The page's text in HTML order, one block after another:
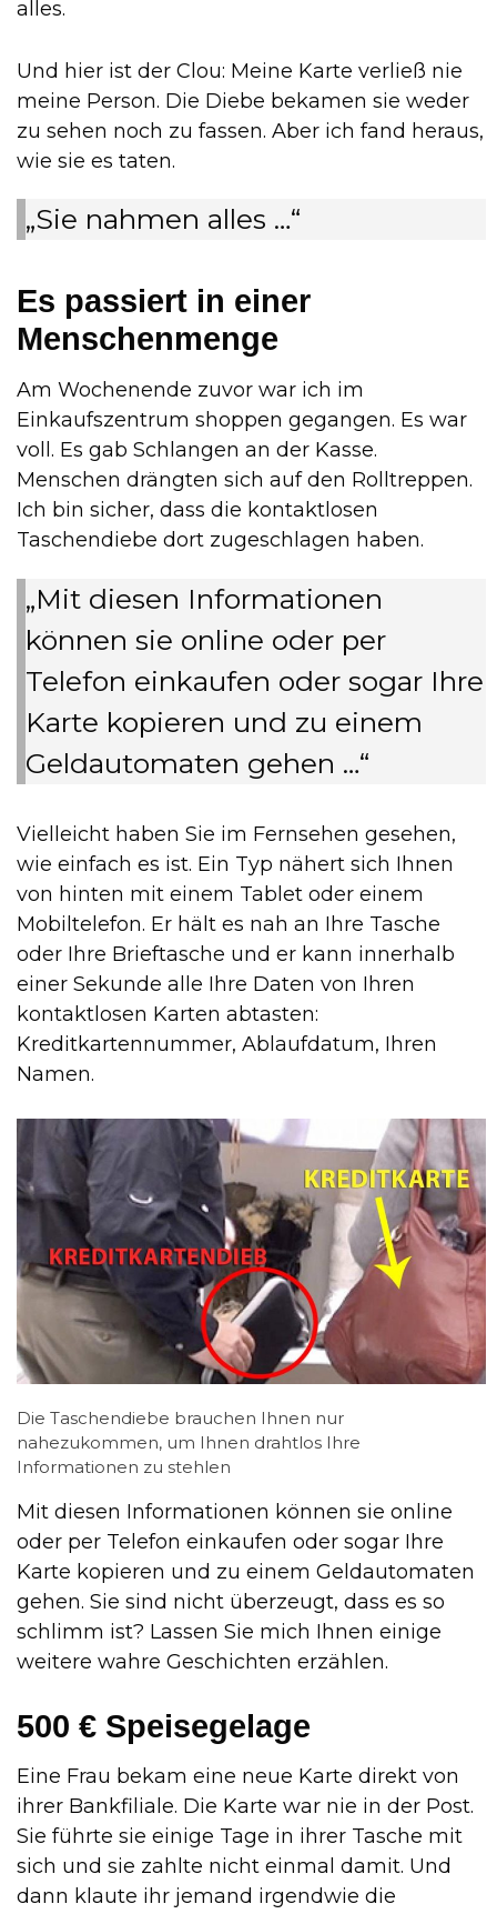
alles.
Und hier ist der Clou: Meine Karte verließ nie
meine Person. Die Diebe bekamen sie weder
zu sehen noch zu fassen. Aber ich fand heraus,
wie sie es taten.
„Sie nahmen alles …“
Es passiert in einer
Menschenmenge
Am Wochenende zuvor war ich im
Einkaufszentrum shoppen gegangen. Es war
voll. Es gab Schlangen an der Kasse.
Menschen drängten sich auf den Rolltreppen.
Ich bin sicher, dass die kontaktlosen
Taschendiebe dort zugeschlagen haben.
„Mit diesen Informationen
können sie online oder per
Telefon einkaufen oder sogar Ihre
Karte kopieren und zu einem
Geldautomaten gehen …“
Vielleicht haben Sie im Fernsehen gesehen,
wie einfach es ist. Ein Typ nähert sich Ihnen
von hinten mit einem Tablet oder einem
Mobiltelefon. Er hält es nah an Ihre Tasche
oder Ihre Brieftasche und er kann innerhalb
einer Sekunde alle Ihre Daten von Ihren
kontaktlosen Karten abtasten:
Kreditkartennummer, Ablaufdatum, Ihren
Namen.
Die Taschendiebe brauchen Ihnen nur
nahezukommen, um Ihnen drahtlos Ihre
Informationen zu stehlen
Mit diesen Informationen können sie online
oder per Telefon einkaufen oder sogar Ihre
Karte kopieren und zu einem Geldautomaten
gehen. Sie sind nicht überzeugt, dass es so
schlimm ist? Lassen Sie mich Ihnen einige
weitere wahre Geschichten erzählen.
500 € Speisegelage
Eine Frau bekam eine neue Karte direkt von
ihrer Bankfiliale. Die Karte war nie in der Post.
Sie führte sie einige Tage in ihrer Tasche mit
sich und sie zahlte nicht einmal damit. Und
dann klaute ihr jemand irgendwie die